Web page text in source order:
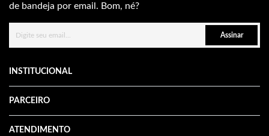
de bandeja por email. Bom, né?
Assinar
INSTITUCIONAL
PARCEIRO
ATENDIMENTO